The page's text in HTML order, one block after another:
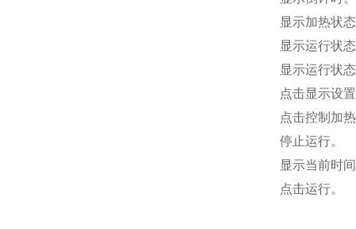
显示加热状
显示运行状
显示运行状
点击显示设
点击控制加
停止运行。
显示当前时
点击运行。